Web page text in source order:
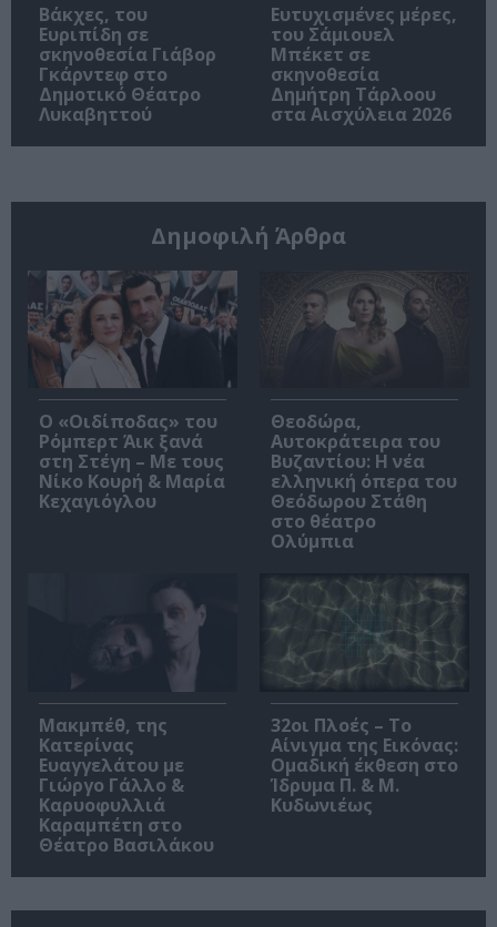
Βάκχες, του
Ευριπίδη σε
σκηνοθεσία Γιάβορ
Γκάρντεφ στο
Δημοτικό Θέατρο
Λυκαβηττού
Ευτυχισμένες μέρες,
του Σάμιουελ
Μπέκετ σε
σκηνοθεσία
Δημήτρη Τάρλοου
στα Αισχύλεια 2026
Δημοφιλή Άρθρα
O «Οιδίποδας» του
Ρόμπερτ Άικ ξανά
στη Στέγη – Με τους
Νίκο Κουρή & Μαρία
Κεχαγιόγλου
Θεοδώρα,
Αυτοκράτειρα του
Βυζαντίου: Η νέα
ελληνική όπερα του
Θεόδωρου Στάθη
στο θέατρο
Ολύμπια
Μακμπέθ, της
Κατερίνας
Ευαγγελάτου με
Γιώργο Γάλλο &
Καρυοφυλλιά
Καραμπέτη στο
Θέατρο Βασιλάκου
32οι Πλοές – Το
Αίνιγμα της Εικόνας:
Ομαδική έκθεση στο
Ίδρυμα Π. & Μ.
Κυδωνιέως